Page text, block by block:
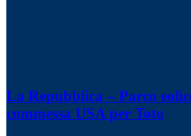
La Repubblica – Parco
commessa USA per Toto